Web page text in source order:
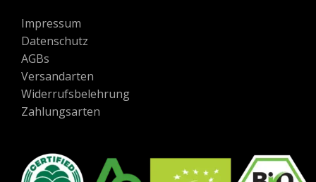
Impressum
Datenschutz
AGBs
Versandarten
Widerrufsbelehrung
Zahlungsarten